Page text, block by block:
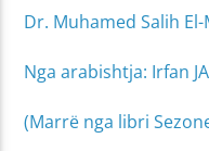
Dr. Muhamed Salih
Nga arabishtja: Irfan
(Marrë nga libri